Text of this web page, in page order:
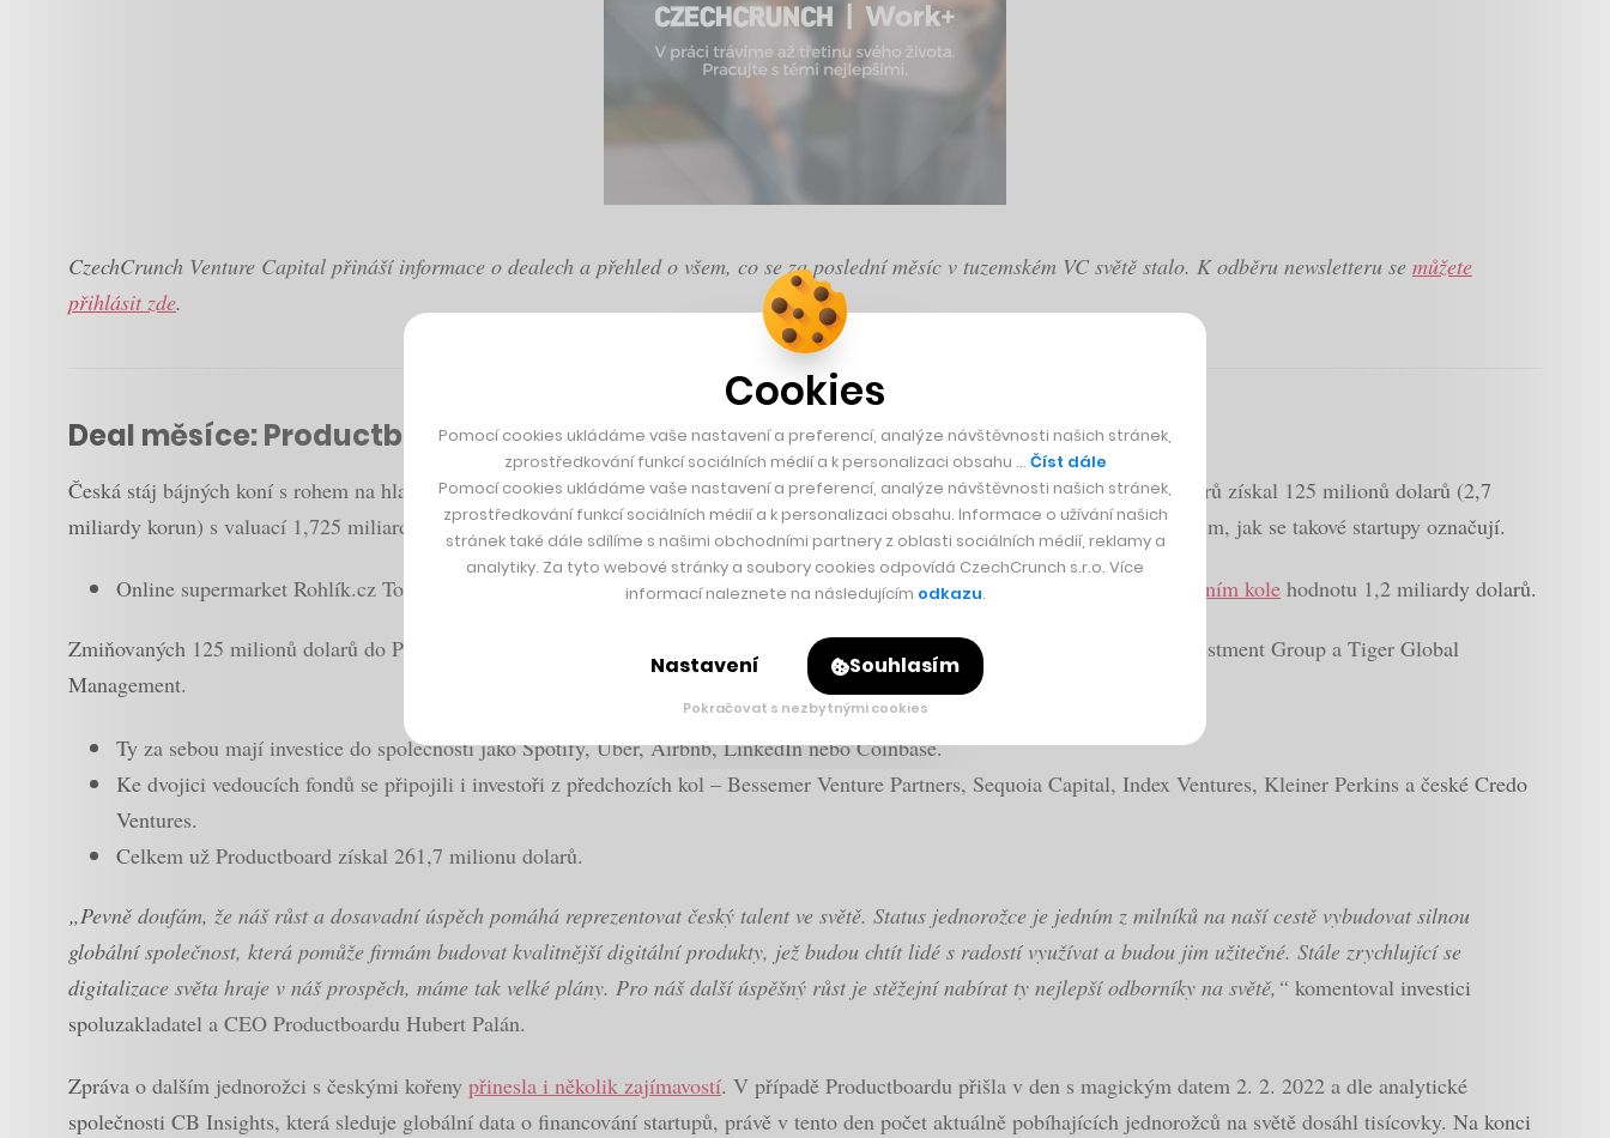
CzechCrunch Venture Capital přináší informace o dealech a přehled o všem, co se za poslední měsíc v tuzemském VC světě stalo. K odběru newsletteru se můžete
přihlásit zde.
Deal měsíce: Productboard je druhým českým jednorožcem
Česká stáj bájných koní s rohem na hlavě se rozrůstá. Productboard zakladatelů Huberta Palána a Daniela Hejla v únoru od investorů získal 125 milionů dolarů (2,7
miliardy korun) s valuací 1,725 miliardy dolarů (37 miliard korun). Překonal tak magickou miliardovou hranici a stal se jednorožcem, jak se takové startupy označují.
Online supermarket Rohlík.cz Tomáše Čupra, který se stal historicky prvním českým jednorožcem, má po posledním investičním kole hodnotu 1,2 miliardy dolarů.
Zmiňovaných 125 milionů dolarů do Productboardu směřuje v rámci investičního kola Series D pod vedením fondů Dragoneer Investment Group a Tiger Global
Management.
Ty za sebou mají investice do společností jako Spotify, Uber, Airbnb, LinkedIn nebo Coinbase.
Ke dvojici vedoucích fondů se připojili i investoři z předchozích kol – Bessemer Venture Partners, Sequoia Capital, Index Ventures, Kleiner Perkins a české Credo
Ventures.
Celkem už Productboard získal 261,7 milionu dolarů.
„Pevně doufám, že náš růst a dosavadní úspěch pomáhá reprezentovat český talent ve světě. Status jednorožce je jedním z milníků na naší cestě vybudovat silnou
globální společnost, která pomůže firmám budovat kvalitnější digitální produkty, jež budou chtít lidé s radostí využívat a budou jim užitečné. Stále zrychlující se
digitalizace světa hraje v náš prospěch, máme tak velké plány. Pro náš další úspěšný růst je stěžejní nabírat ty nejlepší odborníky na světě,“ komentoval investici
spoluzakladatel a CEO Productboardu Hubert Palán.
Zpráva o dalším jednorožci s českými kořeny přinesla i několik zajímavostí. V případě Productboardu přišla v den s magickým datem 2. 2. 2022 a dle analytické
společnosti CB Insights, která sleduje globální data o financování startupů, právě v tento den počet aktuálně pobíhajících jednorožců na světě dosáhl tisícovky. Na konci
Cookies
Pomocí cookies ukládáme vaše nastavení a preferencí, analýze návštěvnosti našich stránek,
zprostředkování funkcí sociálních médií a k personalizaci obsahu … Číst dále
Pomocí cookies ukládáme vaše nastavení a preferencí, analýze návštěvnosti našich stránek,
zprostředkování funkcí sociálních médií a k personalizaci obsahu. Informace o užívání našich
stránek také dále sdílíme s našimi obchodními partnery z oblasti sociálních médií, reklamy a
analytiky. Za tyto webové stránky a soubory cookies odpovídá CzechCrunch s.r.o. Více
informací naleznete na následujícím odkazu.
Nastavení Souhlasím
Pokračovat s nezbytnými cookies